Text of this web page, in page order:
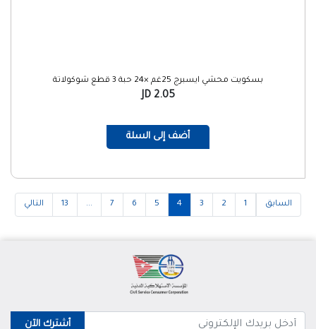
بسكويت محشي ايسبرج 25غم ×24 حبة 3 قطع شوكولاتة
2.05 JD
أضف إلى السلة
السابق 1
2
3
4
5
6
7
...
13 التالي
أشترك الآن